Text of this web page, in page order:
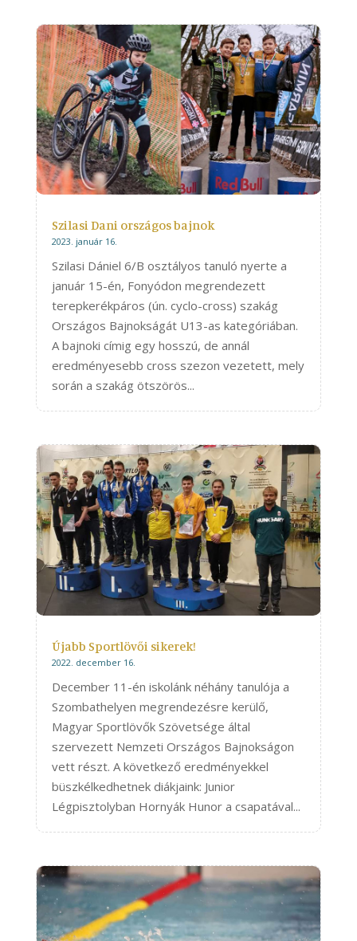
Szilasi Dani országos bajnok
2023. január 16.
Szilasi Dániel 6/B osztályos tanuló nyerte a
január 15-én, Fonyódon megrendezett
terepkerékpáros (ún. cyclo-cross) szakág
Országos Bajnokságát U13-as kategóriában.
A bajnoki címig egy hosszú, de annál
eredményesebb cross szezon vezetett, mely
során a szakág ötszörös...
Újabb Sportlövői sikerek!
2022. december 16.
December 11-én iskolánk néhány tanulója a
Szombathelyen megrendezésre kerülő,
Magyar Sportlövők Szövetsége által
szervezett Nemzeti Országos Bajnokságon
vett részt. A következő eredményekkel
büszkélkedhetnek diákjaink: Junior
Légpisztolyban Hornyák Hunor a csapatával...